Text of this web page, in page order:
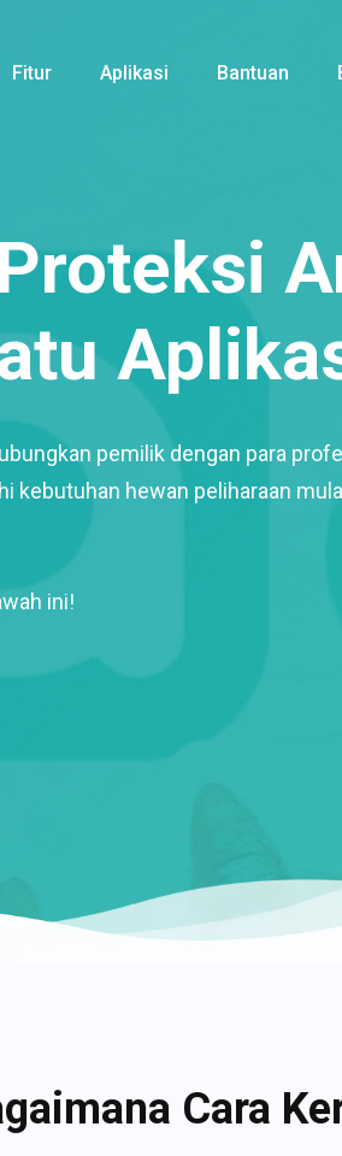
Fitur Aplikasi Bantuan
pemilik dengan para
kebutuhan hewan peliharaan
ini!
Cara